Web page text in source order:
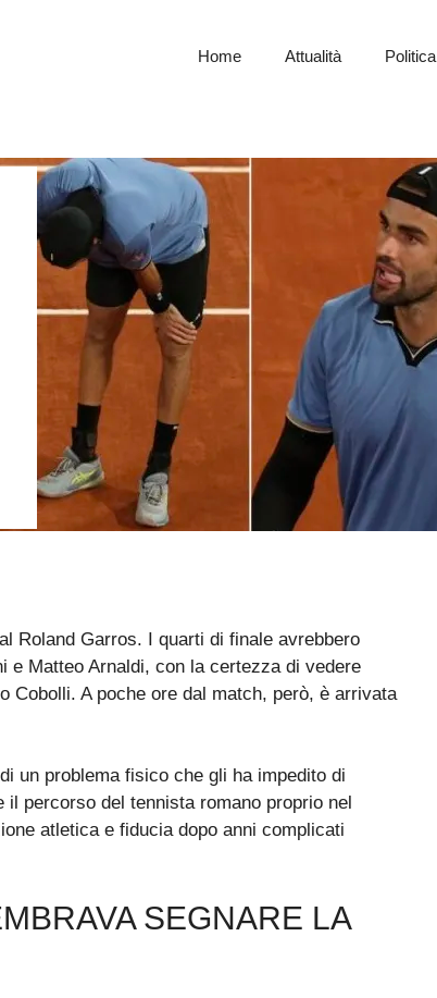
Home Attualità Politica
Roland Garros. I quarti di finale avrebbero
e Matteo Arnaldi, con la certezza di vedere
Cobolli. A poche ore dal match, però, è arrivata
un problema fisico che gli ha impedito di
percorso del tennista romano proprio nel
atletica e fiducia dopo anni complicati
SEGNARE LA